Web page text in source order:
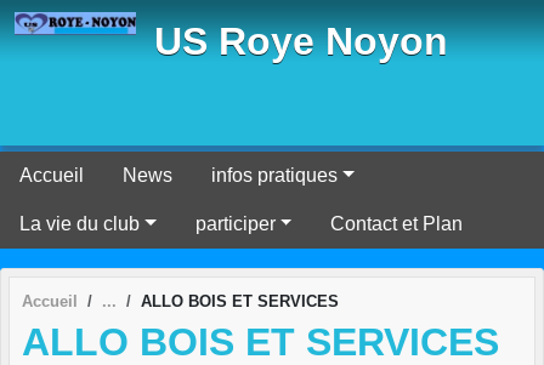
US Roye Noyon
Accueil News infos pratiques
La vie du club participer Contact et Plan
Accueil ALLO BOIS ET SERVICES
ALLO BOIS ET SERVICES
Panneau de gestion des cookies